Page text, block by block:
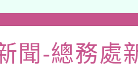
啟航」
育部國民及學前
灣師範大學辦理
家教育研究院中
聞-總務處